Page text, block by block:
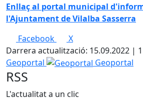
Enllaç al portal municipal
l'Ajuntament de Vilalba Sasserra
Facebook
X
Darrera actualització: 15.09.2022 |
Geoportal
Geoportal
RSS
L'actualitat a un clic